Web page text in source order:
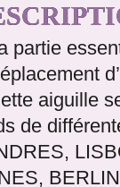
partie
aiguille
de